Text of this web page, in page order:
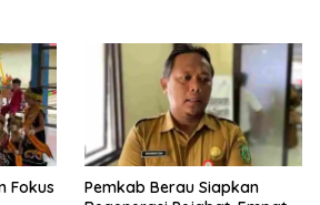
Fokus
Pemkab Berau Siapkan